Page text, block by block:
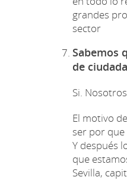
grandes
sector
Sabemos
de
Si.
El motivo
ser por
Y después
que
Sevilla,